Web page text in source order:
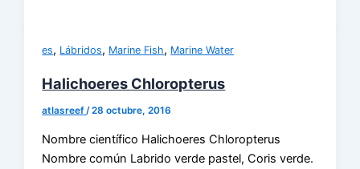
es, Lábridos, Marine Fish, Marine Water
Halichoeres Chloropterus
atlasreef/28 octubre, 2016
Nombre científico Halichoeres Chloropterus
Nombre común Labrido verde pastel, Coris verde.